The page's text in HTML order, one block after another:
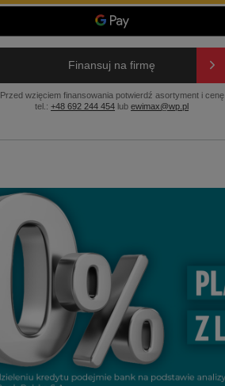
Finansuj na firmę
Przed wzięciem finansowania potwierdź asortyment i cenę
tel.:+48 692 244 454 lubewimax@wp.pl